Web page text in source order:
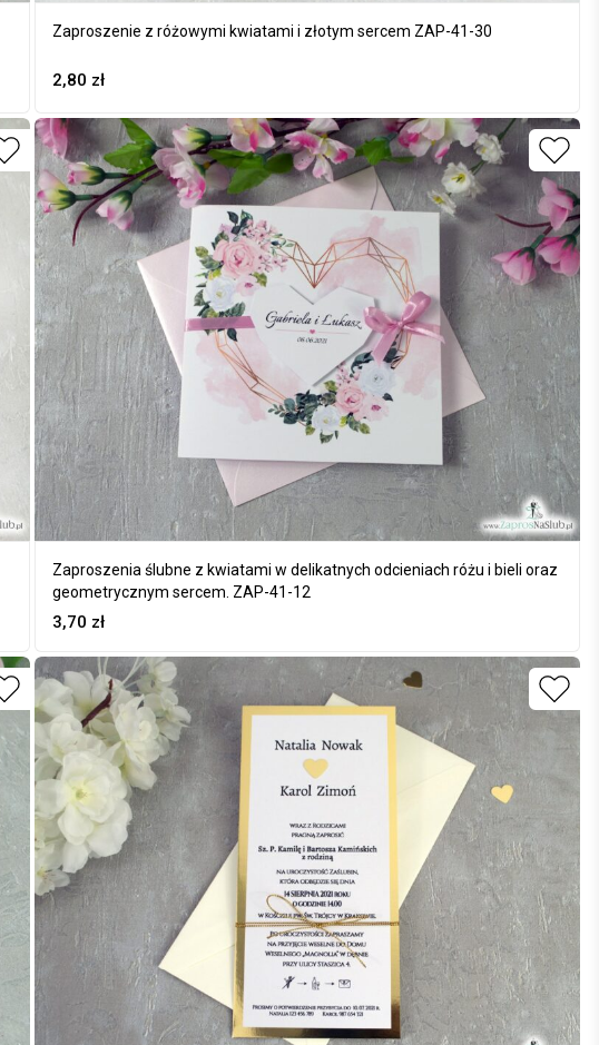
Zaproszenie z różowymi kwiatami i złotym sercem ZAP-41-30
2,80 zł
Zaproszenia ślubne z kwiatami w delikatnych odcieniach różu i bieli oraz
geometrycznym sercem. ZAP-41-12
3,70 zł